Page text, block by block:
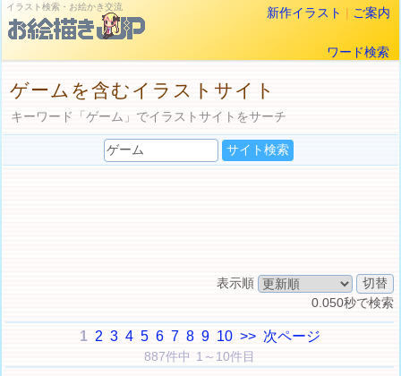
イラスト検索・お絵かき交流 新作イラスト | ご案内
ワード検索
ゲームを含むイラストサイト
キーワード「ゲーム」でイラストサイトをサーチ
表示順
0.050秒で検索
1 2 3 4 5 6 7 8 9 10 >> 次ページ
887件中 1～10件目